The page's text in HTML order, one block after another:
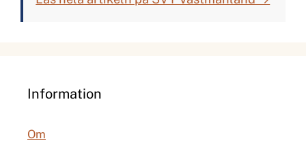
Information
Om